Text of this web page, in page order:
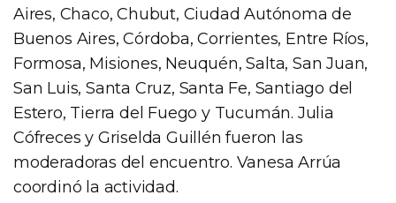
Aires, Chaco, Chubut, Ciudad Autónoma de
Buenos Aires, Córdoba, Corrientes, Entre Ríos,
Formosa, Misiones, Neuquén, Salta, San Juan,
San Luis, Santa Cruz, Santa Fe, Santiago del
Estero, Tierra del Fuego y Tucumán. Julia
Cófreces y Griselda Guillén fueron las
moderadoras del encuentro. Vanesa Arrúa
coordinó la actividad.